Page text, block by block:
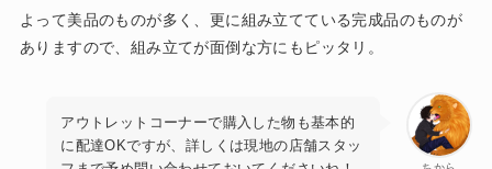
よって美品のものが多く、更に組み立てている完成品のものが
ありますので、組み立てが面倒な方にもピッタリ。
アウトレットコーナーで購入した物も基本的
に配達OKですが、詳しくは現地の店舗スタッ